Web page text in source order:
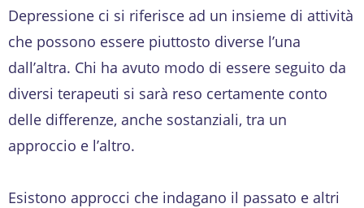
Depressione ci si riferisce ad un insieme di attività
che possono essere piuttosto diverse l’una
dall’altra. Chi ha avuto modo di essere seguito da
diversi terapeuti si sarà reso certamente conto
delle differenze, anche sostanziali, tra un
approccio e l’altro.
Esistono approcci che indagano il passato e altri